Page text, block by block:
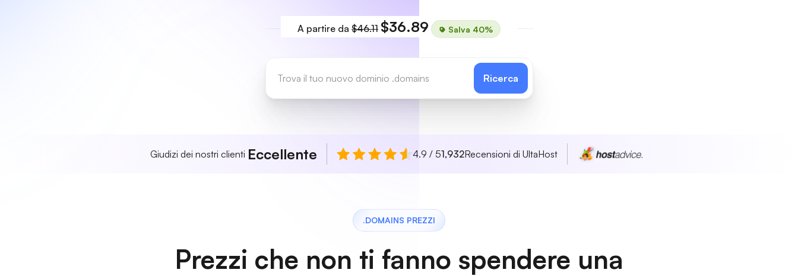
A partire da $46.11 $36.89 Salva 40%
Ricerca
Giudizi dei nostri clienti Eccellente 4.9 / 51,932Recensioni di UltaHost
.DOMAINS PREZZI
Prezzi che non ti fanno spendere una